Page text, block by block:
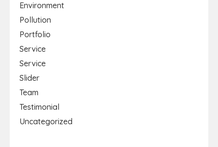
Environment
Pollution
Portfolio
Service
Service
Slider
Team
Testimonial
Uncategorized